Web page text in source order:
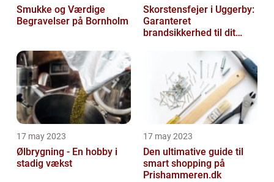
Smukke og Værdige
Begravelser på Bornholm
Skorstensfejer i Uggerby:
Garanteret
brandsikkerhed til dit
17 may 2023
Ølbrygning - En hobby i
stadig vækst
17 may 2023
Den ultimative guide til
smart shopping på
Prishammeren.dk